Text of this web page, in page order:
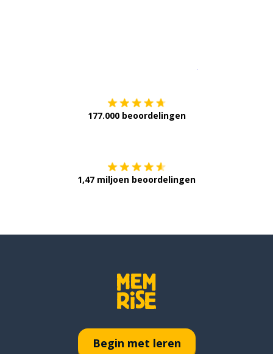
177.000 beoordelingen
1,47 miljoen beoordelingen
Begin met leren